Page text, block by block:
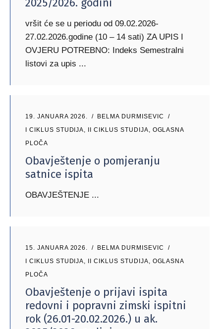
2025/2026. godini
vršit će se u periodu od 09.02.2026-
27.02.2026.godine (10 – 14 sati) ZA UPIS I
OVJERU POTREBNO: Indeks Semestralni
listovi za upis
19. JANUARA 2026.
BELMA DURMISEVIC
I CIKLUS STUDIJA, II CIKLUS STUDIJA, OGLASNA
PLOČA
Obavještenje o pomjeranju
satnice ispita
OBAVJEŠTENJE
15. JANUARA 2026.
BELMA DURMISEVIC
I CIKLUS STUDIJA, II CIKLUS STUDIJA, OGLASNA
PLOČA
Obavještenje o prijavi ispita
redovni i popravni zimski ispitni
rok (26.01-20.02.2026.) u ak.